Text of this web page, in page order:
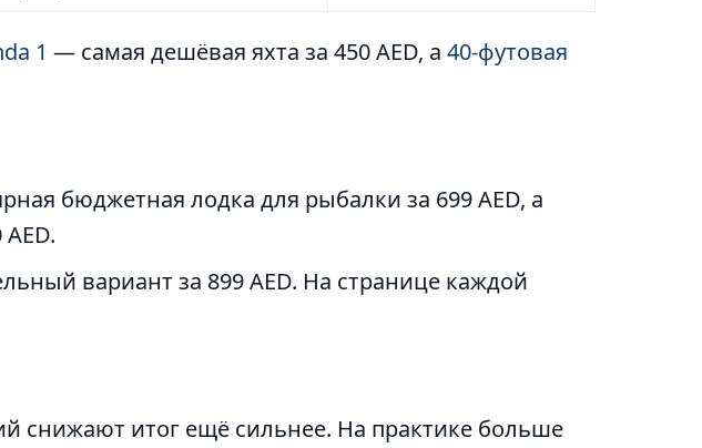
1 — самая дешёвая яхта за 450 AED, а 40-футовая
бюджетная лодка для рыбалки за 699 AED, а
вариант за 899 AED. На странице каждой
снижают итог ещё сильнее. На практике больше